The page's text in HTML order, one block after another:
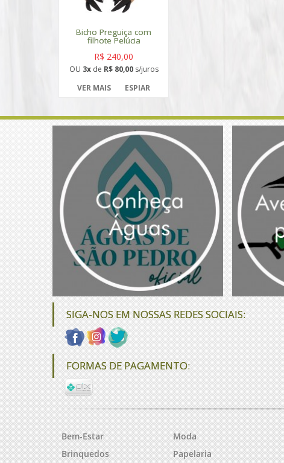
Bicho Preguiça com
filhote Pelúcia
R$ 240,00
OU 3xde R$ 80,00s/juros
VER MAIS
ESPIAR
SIGA-NOS EM NOSSAS REDES SOCIAIS:
FORMAS DE PAGAMENTO:
Bem-Estar
Brinquedos
Moda
Papelaria